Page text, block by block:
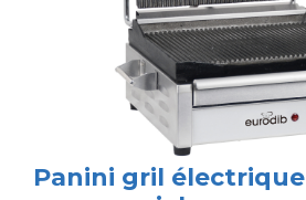
Panini gril électrique